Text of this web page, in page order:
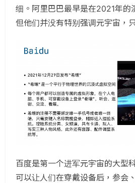
细。阿里巴巴最早是在2021年的
但他们并没有特别强调元宇宙，
百度是第一个进军元宇宙的大型
可以让人们在穿戴设备后，参会